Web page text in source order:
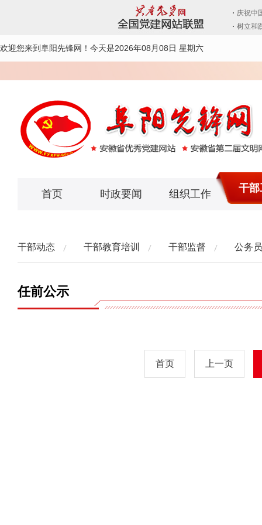
欢迎您来到阜阳先锋网！ 今天是2026年08月08日 星期六
首页 时政要闻 组织工作 干部
干部动态 干部教育培训 干部监督 公务
任前公示
首页 上一页